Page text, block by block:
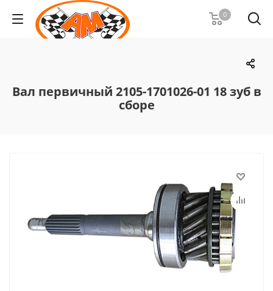
0
Вал первичный 2105-1701026-01 18 зуб в
сборе